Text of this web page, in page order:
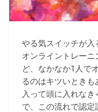
やる気スイッチが入
オンライントレー
ど、なかなか1人で
るのはキツいとき
入って頭に入れな
で、この流れで認